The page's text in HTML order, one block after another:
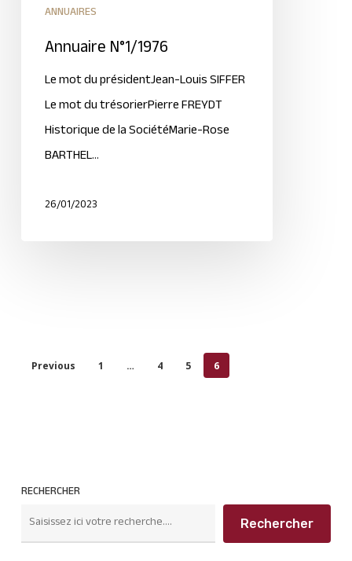
ANNUAIRES
Annuaire N°1/1976
Le mot du présidentJean-Louis SIFFER
Le mot du trésorierPierre FREYDT
Historique de la SociétéMarie-Rose
BARTHEL…
26/01/2023
Previous 1 … 4 5 6
RECHERCHER
Rechercher